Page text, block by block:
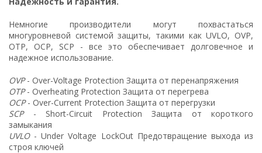
Немногие производители могут похвастаться
многуровневой системой защиты, такими как UVLO, OVP,
OTP, OCP, SCP - все это обеспечивает долговечное и
надежное использование.
OVP- Over-Voltage Protection Защита от перенапряжения
OTP- Overheating Protection Защита от перегрева
OCP- Over-Current Protection Защита от перегрузки
SCP- Short-Circuit Protection Защита от короткого
замыкания
UVLO- Under Voltage LockOut Предотвращение выхода из
строя ключей